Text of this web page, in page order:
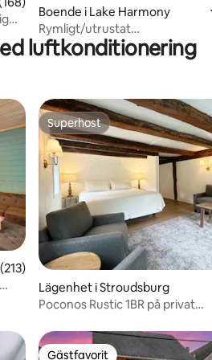
Boende i Lake Harmony
Rymligt/utrustat
kök/bubbelpool/eldstad/spel
luftkonditionering
5 i genomsnittligt betyg, 213
Superhost
Superhost
Lägenhet i Stroudsburg
Poconos Rustic 1BR på privat
Gästfavorit